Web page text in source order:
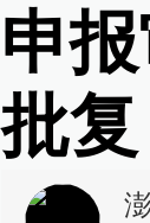
申
批复